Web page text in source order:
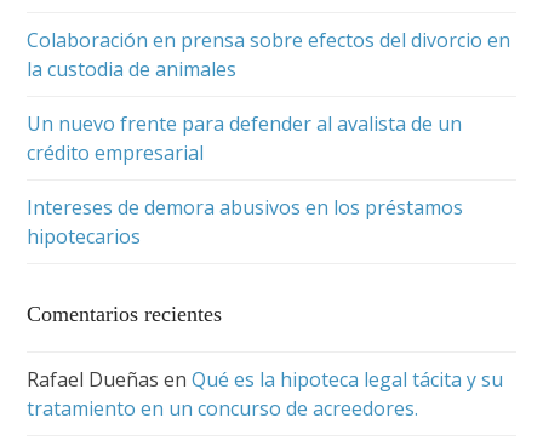
Colaboración en prensa sobre efectos del divorcio en
la custodia de animales
Un nuevo frente para defender al avalista de un
crédito empresarial
Intereses de demora abusivos en los préstamos
hipotecarios
Comentarios recientes
Rafael Dueñas enQué es la hipoteca legal tácita y su
tratamiento en un concurso de acreedores.